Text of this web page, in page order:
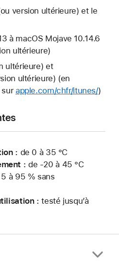
version ultérieure) et le
à macOS Mojave 10.14.6
ultérieure)
ultérieure) et
ultérieure) (en
sur apple.com/chfr/itunes/)
: de 0 à 35 °C
: de -20 à 45 °C
5 à 95 % sans
: testé jusqu’à